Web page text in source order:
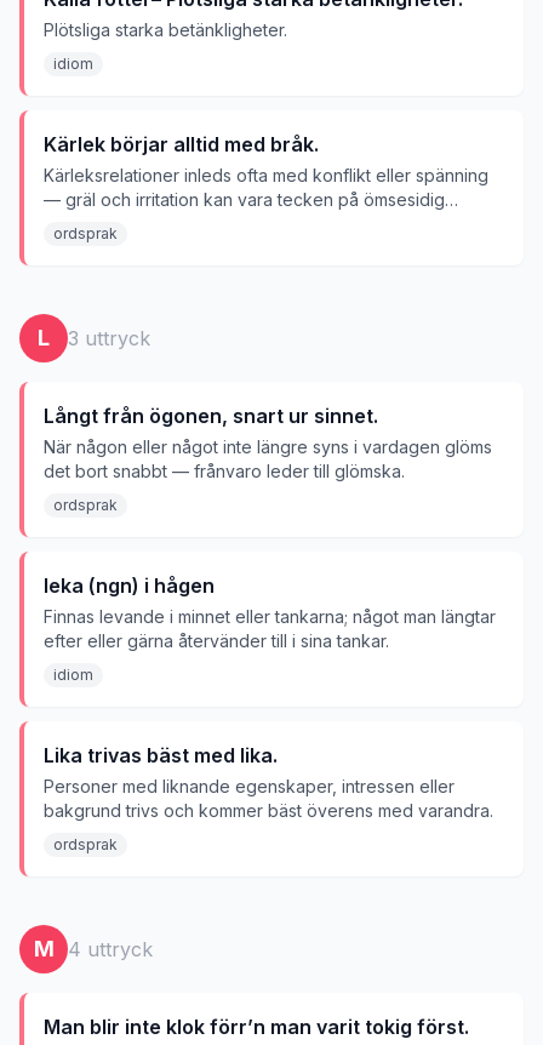
Plötsliga starka betänkligheter.
idiom
Kärlek börjar alltid med bråk.
Kärleksrelationer inleds ofta med konflikt eller spänning
— gräl och irritation kan vara tecken på ömsesidig
attraktion.
ordsprak
L 3 uttryck
Långt från ögonen, snart ur sinnet.
När någon eller något inte längre syns i vardagen glöms
det bort snabbt — frånvaro leder till glömska.
ordsprak
leka (ngn) i hågen
Finnas levande i minnet eller tankarna; något man längtar
efter eller gärna återvänder till i sina tankar.
idiom
Lika trivas bäst med lika.
Personer med liknande egenskaper, intressen eller
bakgrund trivs och kommer bäst överens med varandra.
ordsprak
M 4 uttryck
Man blir inte klok förr’n man varit tokig först.